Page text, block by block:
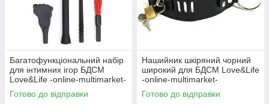
Багатофункціональний набір
для інтимних ігор БДСМ
Love&Life -online-multimarket-
Готово до відправки
Нашийник шкіряний чорний
широкий для БДСМ Love&Life
-online-multimarket-
Готово до відправки